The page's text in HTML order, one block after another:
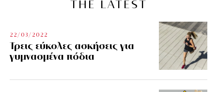
THE LATEST
22/03/2022
Τρεις εύκολες ασκήσεις για
γυμνασμένα πόδια